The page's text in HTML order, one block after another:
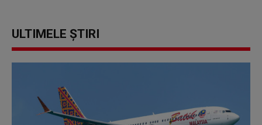
ULTIMELE ȘTIRI